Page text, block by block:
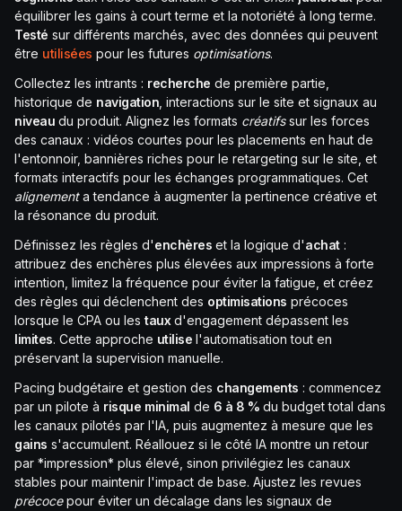
équilibrer les gains à court terme et la notoriété à long terme.
Testé sur différents marchés, avec des données qui peuvent
être utilisées pour les futures optimisations.
Collectez les intrants : recherche de première partie,
historique de navigation , interactions sur le site et signaux au
niveau du produit. Alignez les formats créatifssur les forces
des canaux : vidéos courtes pour les placements en haut de
l'entonnoir, bannières riches pour le retargeting sur le site, et
formats interactifs pour les échanges programmatiques. Cet
alignementa tendance à augmenter la pertinence créative et
la résonance du produit.
Définissez les règles d'enchères et la logique d'achat:
attribuez des enchères plus élevées aux impressions à forte
intention, limitez la fréquence pour éviter la fatigue, et créez
des règles qui déclenchent des optimisations précoces
lorsque le CPA ou les taux d'engagement dépassent les
limites. Cette approche utilise l'automatisation tout en
préservant la supervision manuelle.
Pacing budgétaire et gestion des changements : commencez
par un pilote à risque minimal de 6 à 8 % du budget total dans
les canaux pilotés par l'IA, puis augmentez à mesure que les
gains s'accumulent. Réallouez si le côté IA montre un retour
par *impression* plus élevé, sinon privilégiez les canaux
stables pour maintenir l'impact de base. Ajustez les revues
précocepour éviter un décalage dans les signaux de